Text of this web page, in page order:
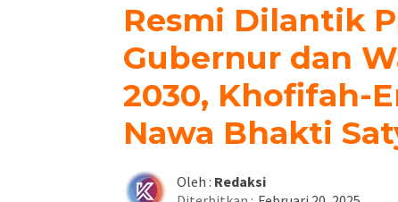
Resmi Dilantik
Gubernur dan
2030, Khofifah-
Nawa Bhakti
Oleh : Redaksi